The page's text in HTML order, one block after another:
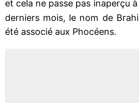
et cela ne passe pas inaperçu à
derniers mois, le nom de
été associé aux Phocéens.